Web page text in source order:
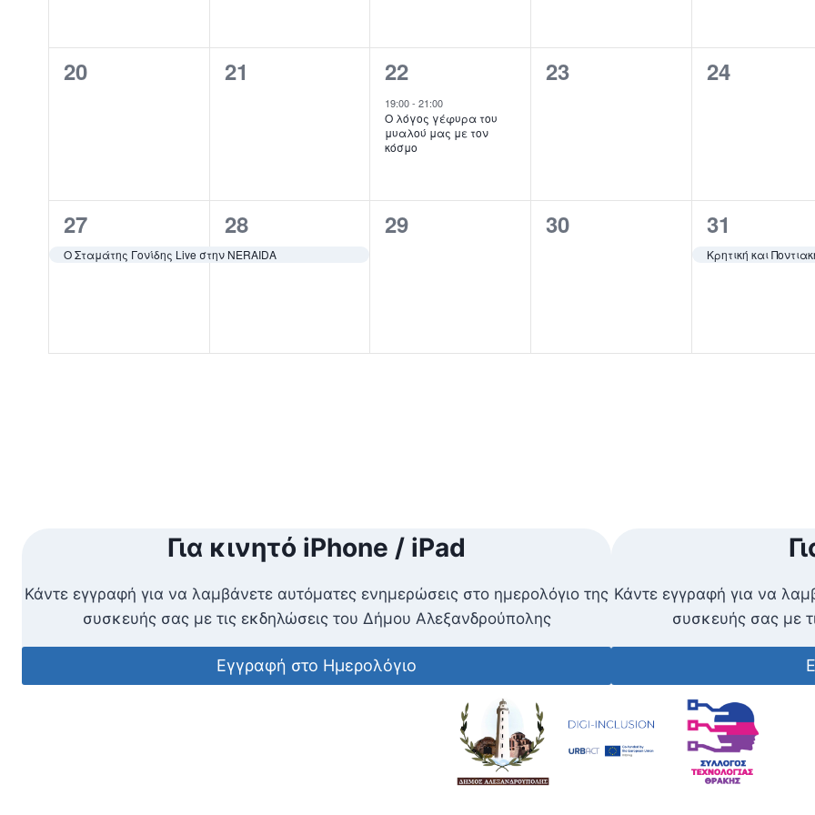
0
20
0
21
1
εκδήλωση,
22
19:00-21:00
Ο λόγος γέφυρα του
μυαλού μας με τον
κόσμο
0
23
0
24
1
εκδήλωση,
27
O Σταμάτης Γονίδης Live στην NERAIDA
1
εκδήλωση,
28
0
29
0
30
1
31
Για κινητό iPhone / iPad
Κάντε εγγραφή για να λαμβάνετε αυτόματες ενημερώσεις στο ημερολόγιο της
συσκευής σας με τις εκδηλώσεις του Δήμου Αλεξανδρούπολης
Εγγραφή στο Ημερολόγιο
Κάντε εγγραφή για να
συσκευής σας με